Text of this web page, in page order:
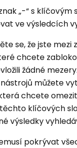
„-“ s
ve výsledcích
se, že jste mezi
chcete
žádné mezery.
můžete
chcete
klíčových
výsledky
pokrývat